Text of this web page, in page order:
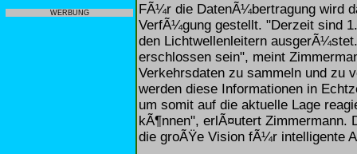
WERBUNG
FÃ¼r die DatenÃ¼bertragung wird
VerfÃ¼gung gestellt. "Derzeit sind
den Lichtwellenleitern
erschlossen sein", meint
Verkehrsdaten zu sammeln und zu
werden diese Informationen in
um somit auf die aktuelle Lage
kÃ¶nnen", erlÃ¤utert Zimmermann.
die groÃŸe Vision fÃ¼r intelligente